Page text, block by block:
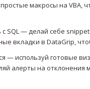
макросы на
SQL — делай себе
вкладки в DataGrip,
— используй готовые
алерты на